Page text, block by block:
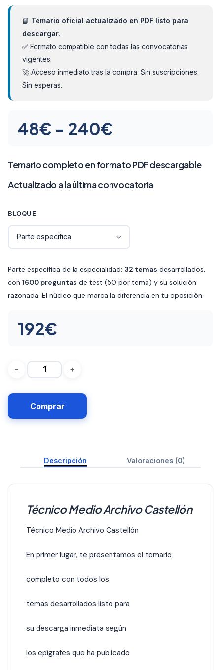
📘 Temario oficial actualizado en PDF listo para
descargar.
✅ Formato compatible con todas las convocatorias
vigentes.
🚀 Acceso inmediato tras la compra. Sin suscripciones.
Sin esperas.
48€ - 240€
precios:
desde
hasta
240€
Temario completo en formato PDF descargable
Actualizado a la última convocatoria
BLOQUE
Parte específica de la especialidad: 32 temas desarrollados,
con 1600 preguntas de test (50 por tema) y su solución
razonada. El núcleo que marca la diferencia en tu oposición.
192€
Comprar
Descripción Valoraciones (0)
Técnico Medio Archivo Castellón
Técnico Medio Archivo Castellón
En primer lugar, te presentamos el temario
completo con todos los
temas desarrollados listo para
su descarga inmediata según
los epígrafes que ha publicado